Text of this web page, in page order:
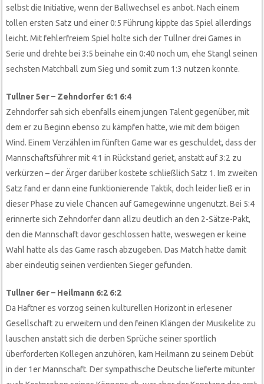
selbst die Initiative, wenn der Ballwechsel es anbot. Nach einem
tollen ersten Satz und einer 0:5 Führung kippte das Spiel allerdings
leicht. Mit fehlerfreiem Spiel holte sich der Tullner drei Games in
Serie und drehte bei 3:5 beinahe ein 0:40 noch um, ehe Stangl seinen
sechsten Matchball zum Sieg und somit zum 1:3 nutzen konnte.
Tullner 5er – Zehndorfer 6:1 6:4
Zehndorfer sah sich ebenfalls einem jungen Talent gegenüber, mit
dem er zu Beginn ebenso zu kämpfen hatte, wie mit dem böigen
Wind. Einem Verzählen im fünften Game war es geschuldet, dass der
Mannschaftsführer mit 4:1 in Rückstand geriet, anstatt auf 3:2 zu
verkürzen – der Ärger darüber kostete schließlich Satz 1. Im zweiten
Satz fand er dann eine funktionierende Taktik, doch leider ließ er in
dieser Phase zu viele Chancen auf Gamegewinne ungenutzt. Bei 5:4
erinnerte sich Zehndorfer dann allzu deutlich an den 2-Sätze-Pakt,
den die Mannschaft davor geschlossen hatte, weswegen er keine
Wahl hatte als das Game rasch abzugeben. Das Match hatte damit
aber eindeutig seinen verdienten Sieger gefunden.
Tullner 6er – Heilmann 6:2 6:2
Da Haftner es vorzog seinen kulturellen Horizont in erlesener
Gesellschaft zu erweitern und den feinen Klängen der Musikelite zu
lauschen anstatt sich die derben Sprüche seiner sportlich
überforderten Kollegen anzuhören, kam Heilmann zu seinem Debüt
in der 1er Mannschaft. Der sympathische Deutsche lieferte mitunter